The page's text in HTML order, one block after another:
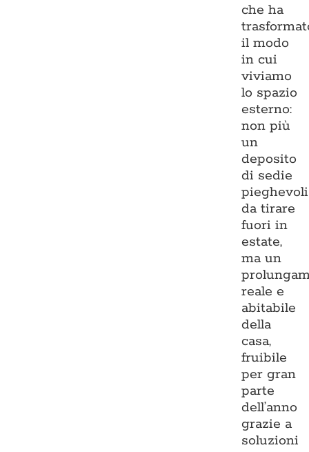
che ha
il modo
in cui
viviamo
lo spazio
esterno:
non più
un
deposito
di sedie
pieghevoli
da tirare
fuori in
estate,
ma un
reale e
abitabile
della
casa,
fruibile
per gran
parte
dell’anno
grazie a
soluzioni